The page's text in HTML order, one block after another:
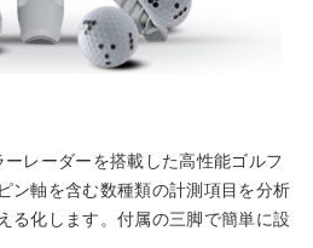
レーダーを搭載した高性能ゴルフ
ン軸を含む数種類の計測項目を分析
る化します。付属の三脚で簡単に設